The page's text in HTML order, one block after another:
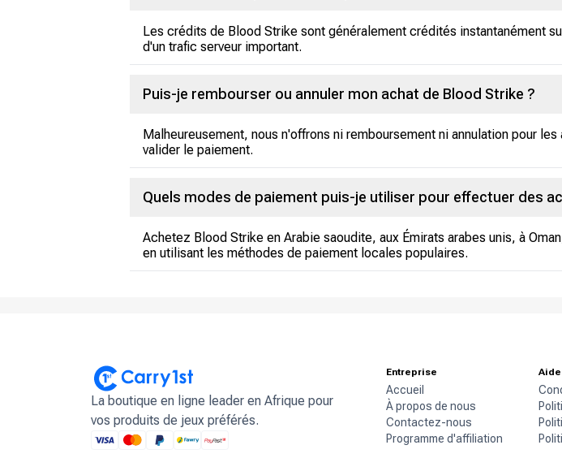
Les crédits de Blood Strike sont généralement crédités instantanément
d'un trafic serveur important.
Puis-je rembourser ou annuler mon achat de Blood Strike ?
Malheureusement, nous n'offrons ni remboursement ni annulation pour
valider le paiement.
Quels modes de paiement puis-je utiliser pour effectuer des
Achetez Blood Strike en Arabie saoudite, aux Émirats arabes unis, à
en utilisant les méthodes de paiement locales populaires.
La boutique en ligne leader en Afrique pour
vos produits de jeux préférés.
Entreprise
Accueil
À propos de nous
Contactez-nous
Programme d'affiliation
Aide